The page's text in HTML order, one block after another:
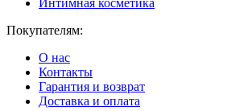
Покупателям:
О нас
Контакты
Гарантия и возврат
Доставка и оплата